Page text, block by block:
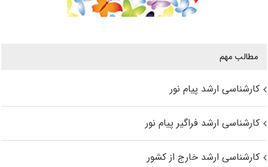
مطالب مهم
کارشناسی ارشد پیام نور
کارشناسی ارشد فراگیر پیام نور
کارشناسی ارشد خارج از کشور